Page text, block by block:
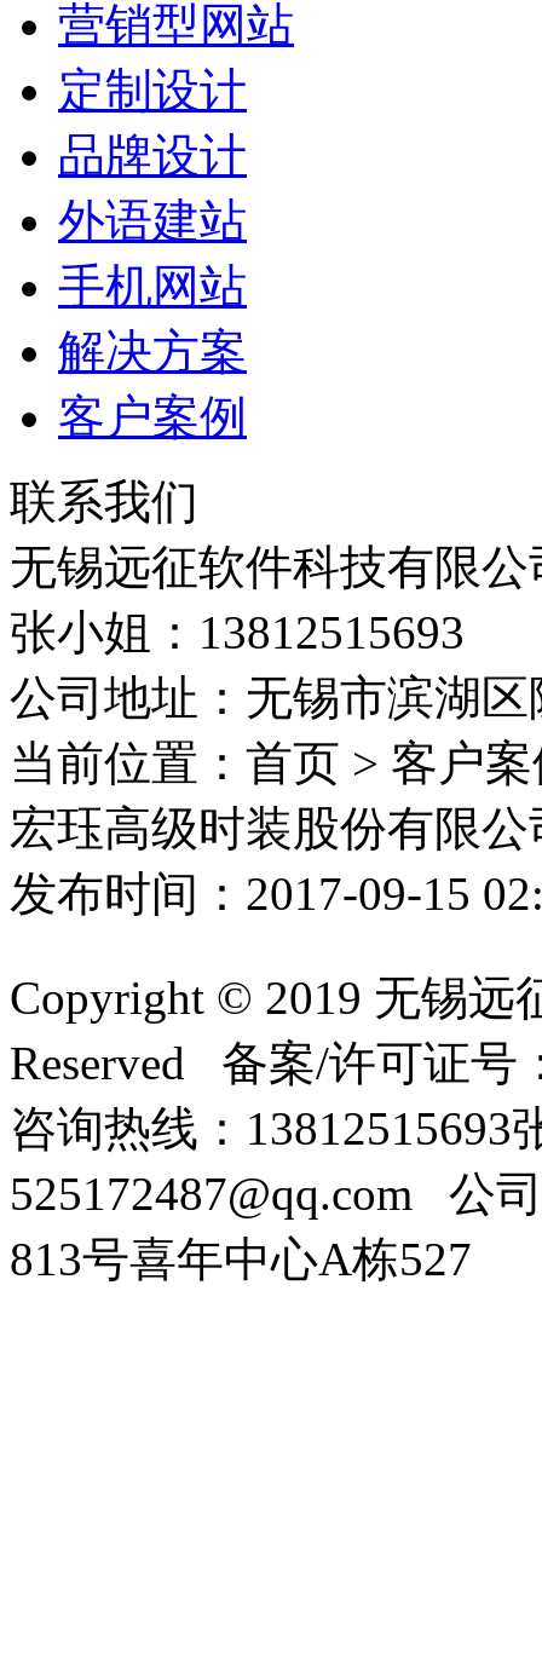
营销型网站
定制设计
品牌设计
外语建站
手机网站
解决方案
客户案例
联系我们
无锡远征软件科技有限公
张小姐：13812515693
公司地址：无锡市滨湖
当前位置：首页 > 客户
宏珏高级时装股份有限公
发布时间：2017-09-15
Copyright © 2019 无锡远
Reserved 备案/许可证号
咨询热线：
525172487@qq.com 公
813号喜年中心A栋527